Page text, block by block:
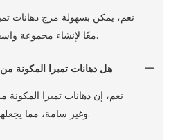
معًا لإنشاء مجموعة واسعة من الألوان الجديدة.
هل دهانات تمبرا المكونة من 12 لونًا قابلة للغسل؟
وغير سامة، مما يجعلها آمنة وسهلة التنظيف.